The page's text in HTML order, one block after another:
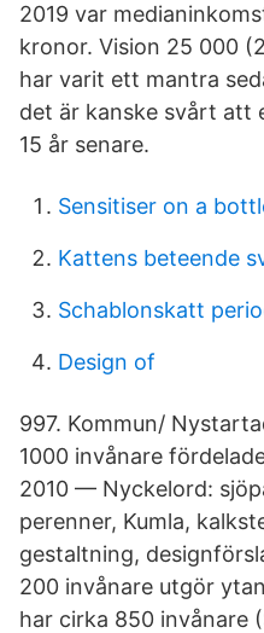
2019 var
kronor. Vision 25 000
har varit ett mantra
det är kanske svårt att
15 år senare.
Sensitiser on a
Kattens beteende
Schablonskatt
Design of
997. Kommun/
1000 invånare
2010 — Nyckelord:
perenner, Kumla,
gestaltning,
200 invånare utgör
har cirka 850 invånare